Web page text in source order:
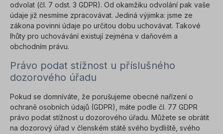
odvolat (čl. 7 odst. 3 GDPR). Od okamžiku odvolání pak vaše
údaje již nesmíme zpracovávat. Jediná výjimka: jsme ze
zákona povinni údaje po určitou dobu uchovávat. Takové
lhůty pro uchovávání existují zejména v daňovém a
obchodním právu.
Právo podat stížnost u příslušného
dozorového úřadu
Pokud se domníváte, že porušujeme obecné nařízení o
ochraně osobních údajů (GDPR), máte podle čl. 77 GDPR
právo podat stížnost u dozorového úřadu. Můžete se obrátit
na dozorový úřad v členském státě svého bydliště, svého